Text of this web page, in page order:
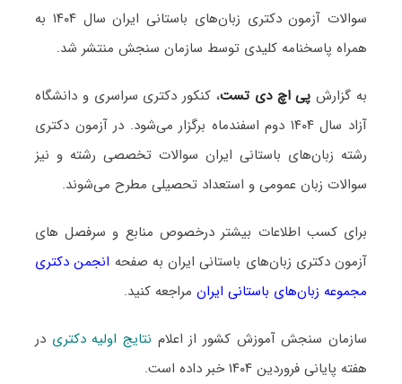
سوالات آزمون دکتری زبان‌های باستانی ایران سال ۱۴۰۴ به
همراه پاسخنامه کلیدی توسط سازمان سنجش منتشر شد.
به گزارشپی اچ دی تست، کنکور دکتری سراسری و دانشگاه
آزاد سال ۱۴۰۴ دوم اسفندماه برگزار می‌شود. در آزمون دکتری
رشته زبان‌های باستانی ایران سوالات تخصصی رشته و نیز
سوالات زبان عمومی و استعداد تحصیلی مطرح می‌شوند.
برای کسب اطلاعات بیشتر درخصوص منابع و سرفصل های
آزمون دکتری زبان‌های باستانی ایران به صفحه انجمن دکتری
مجموعه زبان‌های باستانی ایرانمراجعه کنید.
سازمان سنجش آموزش کشور از اعلام نتایج اولیه دکتری در
هفته پایانی فروردین ۱۴۰۴ خبر داده است.